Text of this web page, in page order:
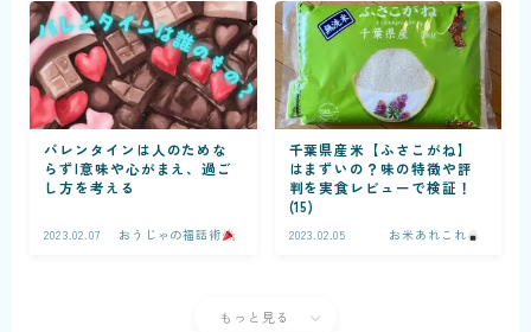
バレンタインは人のためな
らず|意味や心がまえ、過ご
し方を考える
2023.02.07 おうじゃの福話術
千葉県産米【ふさこがね】
はまずいの？味の特徴や評
判を実食レビューで検証！
(15)
2023.02.05 お米あれこれ
もっと見る